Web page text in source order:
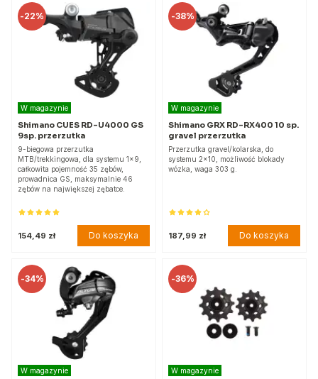
-22%
W magazynie
Shimano CUES RD-U4000 GS
9sp. przerzutka
9-biegowa przerzutka
MTB/trekkingowa, dla systemu 1x9,
całkowita pojemność 35 zębów,
prowadnica GS, maksymalnie 46
zębów na największej zębatce.
154,49 zł Do koszyka
-38%
W magazynie
Shimano GRX RD-RX400 10 sp.
gravel przerzutka
Przerzutka gravel/kolarska, do
systemu 2x10, możliwość blokady
wózka, waga 303 g.
187,99 zł Do koszyka
-34%
W magazynie
-36%
W magazynie